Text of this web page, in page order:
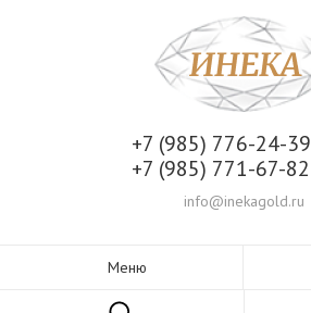
+7 (985) 776-24-39
+7 (985) 771-67-82
info@inekagold.ru
Меню